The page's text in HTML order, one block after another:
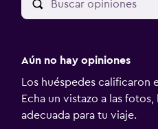
Aún no hay opiniones
Los huéspedes
Echa un vistazo a las
adecuada para tu viaje.